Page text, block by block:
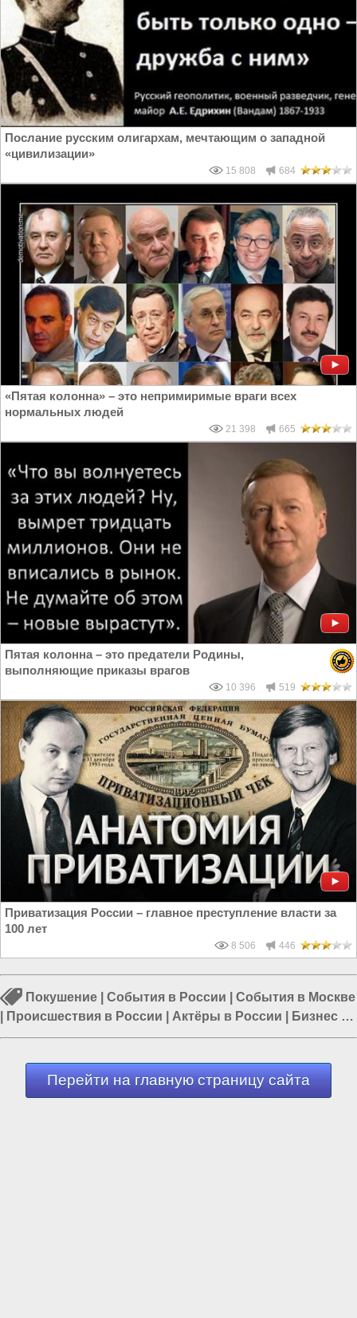
Послание русским олигархам, мечтающим о западной
«цивилизации»
15 808 684
«Пятая колонна» – это непримиримые враги всех
нормальных людей
21 398 665
Пятая колонна – это предатели Родины,
выполняющие приказы врагов
10 396 519
Приватизация России – главное преступление власти за
100 лет
8 506 446
Покушение События в России
События в Москве
Происшествия в России Актёры в России
Бизнес в
Москве|Происшествия в Москве
Перейти на главную страницу сайта